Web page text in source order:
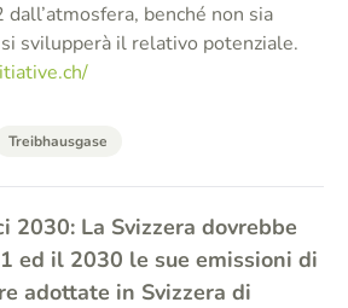
dall’atmosfera, benché non sia
svilupperà il relativo potenziale.
Treibhausgase
2030: La Svizzera dovrebbe
ed il 2030 le sue emissioni di
adottate in Svizzera di